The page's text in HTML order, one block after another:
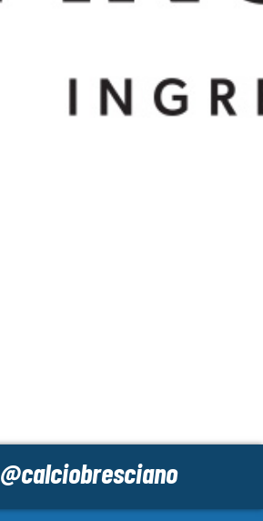
@calciobresciano